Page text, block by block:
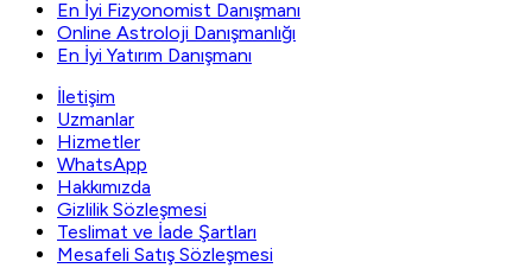
En İyi Fizyonomist Danışmanı
Online Astroloji Danışmanlığı
En İyi Yatırım Danışmanı
İletişim
Uzmanlar
Hizmetler
WhatsApp
Hakkımızda
Gizlilik Sözleşmesi
Teslimat ve İade Şartları
Mesafeli Satış Sözleşmesi